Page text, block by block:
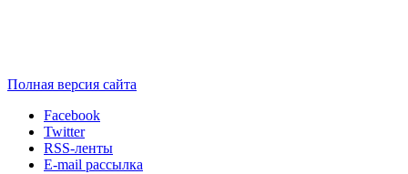
Полная версия сайта
Facebook
Twitter
RSS-ленты
E-mail рассылка